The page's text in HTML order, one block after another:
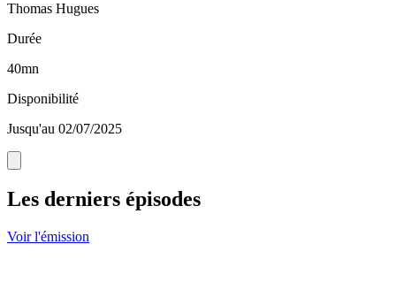
Thomas Hugues
Durée
40mn
Disponibilité
Jusqu'au 02/07/2025
Les derniers épisodes
Voir l'émission